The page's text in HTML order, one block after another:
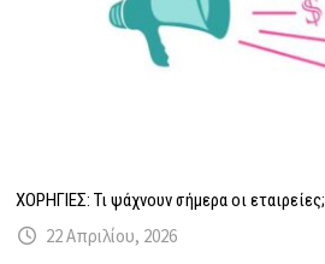
ΧΟΡΗΓΙΕΣ: Τι ψάχνουν σήμερα οι εταιρείες;
22 Απριλίου, 2026